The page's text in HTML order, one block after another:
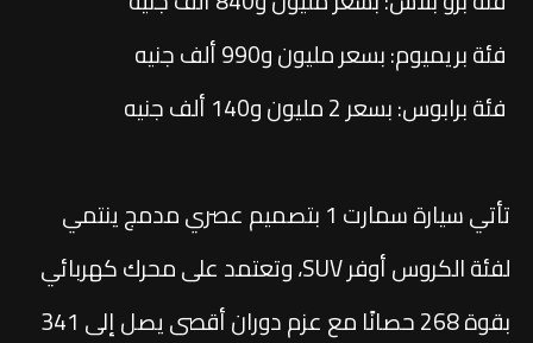
فئة بريميوم: بسعر مليون و990 ألف جنيه
فئة برابوس: بسعر 2 مليون و140 ألف جنيه
تأتي سيارة سمارت 1 بتصميم عصري مدمج ينتمي
لفئة الكروس أوفر SUV، وتعتمد على محرك كهربائي
بقوة 268 حصانًا مع عزم دوران أقصى يصل إلى 341